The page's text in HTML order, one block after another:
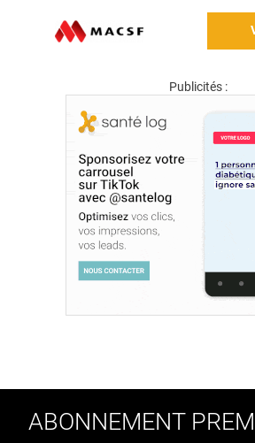
Publicités :
ABONNEMENT